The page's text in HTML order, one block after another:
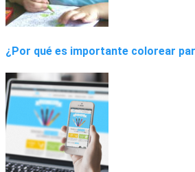
¿Por qué es importante colorear